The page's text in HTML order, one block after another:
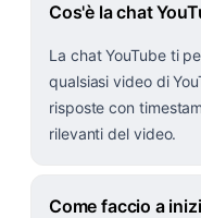
Cos'è la chat
La chat YouTube ti
qualsiasi video di
risposte con
rilevanti del video.
Come faccio a